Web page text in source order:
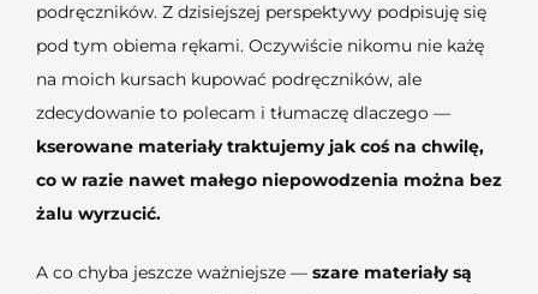
podręczników. Z dzisiejszej perspektywy podpisuję się
pod tym obiema rękami. Oczywiście nikomu nie każę
na moich kursach kupować podręczników, ale
zdecydowanie to polecam i tłumaczę dlaczego —
kserowane materiały traktujemy jak coś na chwilę,
co w razie nawet małego niepowodzenia można bez
żalu wyrzucić.
A co chyba jeszcze ważniejsze — szare materiały są